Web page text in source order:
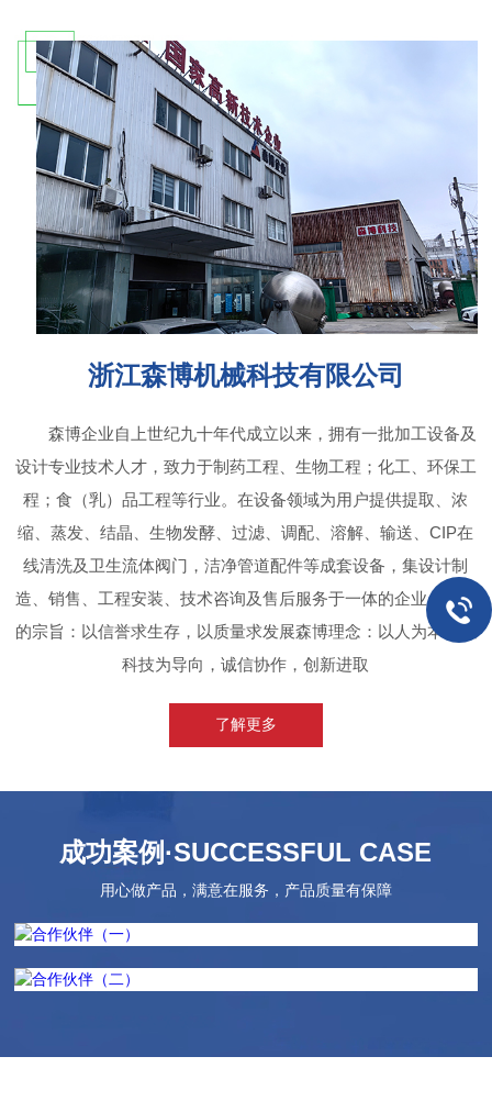
浙江森博机械科技有限公司
森博企业自上世纪九十年代成立以来，拥有一批加工设备及
设计专业技术人才，致力于制药工程、生物工程；化工、环保工
程；食（乳）品工程等行业。在设备领域为用户提供提取、浓
缩、蒸发、结晶、生物发酵、过滤、调配、溶解、输送、CIP在
线清洗及卫生流体阀门，洁净管道配件等成套设备，集设计制
造、销售、工程安装、技术咨询及售后服务于一体的企业。森博
的宗旨：以信誉求生存，以质量求发展森博理念：以人为本，以
科技为导向，诚信协作，创新进取
了解更多
成功案例·SUCCESSFUL CASE
用心做产品，满意在服务，产品质量有保障